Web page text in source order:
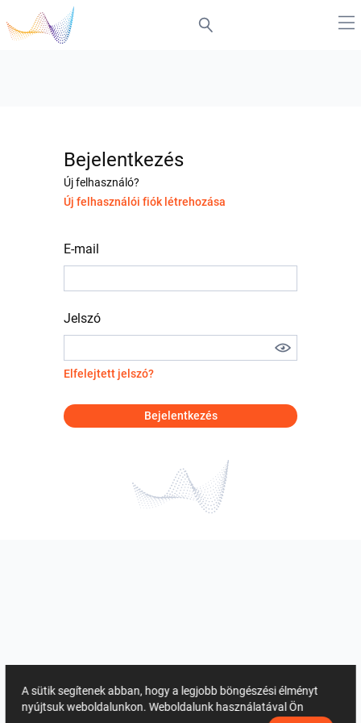
Bejelentkezés
Új felhasználó?
Új felhasználói fiók létrehozása
E-mail
Jelszó
Elfelejtett jelszó?
Bejelentkezés
A sütik segítenek abban, hogy a legjobb böngészési élményt
nyújtsuk weboldalunkon. Weboldalunk használatával Ön